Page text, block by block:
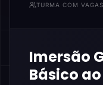
TURMA COM
Imersão
Básico